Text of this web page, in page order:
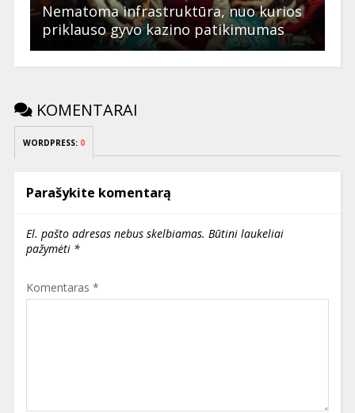
Nematoma infrastruktūra, nuo kurios
priklauso gyvo kazino patikimumas
KOMENTARAI
WORDPRESS: 0
Parašykite komentarą
El. pašto adresas nebus skelbiamas. Būtini laukeliai
pažymėti *
Komentaras *